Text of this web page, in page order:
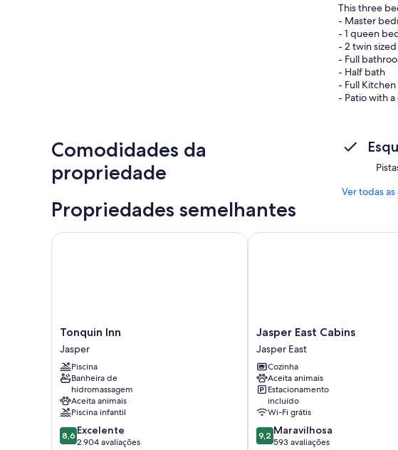
This three
- Master
- 1 queen
- 2 twin
- Full
- Half bath
- Full
- Patio with
Comodidades da
propriedade
Ver todas
Propriedades semelhantes
Tonquin
Inn
Jasper
Tonquin Inn
Jasper
Piscina
Banheira de
hidromassagem
Aceita animais
Piscina infantil
8.6
de
8,6 Excelente
2.904 avaliações
Tonquin Inn
Jasper
East
Cabins
Jasper
East
Jasper East Cabins
Jasper East
Cozinha
Aceita animais
Estacionamento
incluído
Wi-Fi grátis
9.2
de
9,2 Maravilhosa
593 avaliações
Jasper East Cabins